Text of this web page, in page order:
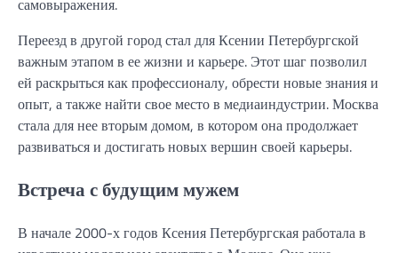
самовыражения.
Переезд в другой город стал для Ксении Петербургской
важным этапом в ее жизни и карьере. Этот шаг позволил
ей раскрыться как профессионалу, обрести новые знания и
опыт, а также найти свое место в медиаиндустрии. Москва
стала для нее вторым домом, в котором она продолжает
развиваться и достигать новых вершин своей карьеры.
Встреча с будущим мужем
В начале 2000-х годов Ксения Петербургская работала в